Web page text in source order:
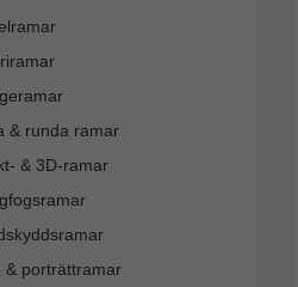
& runda ramar
& 3D-ramar
& porträttramar